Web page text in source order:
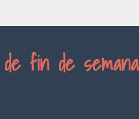
de fin de semana